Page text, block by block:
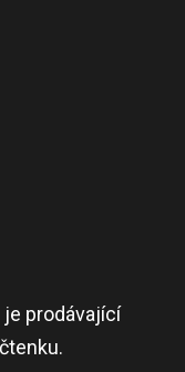
prodávající